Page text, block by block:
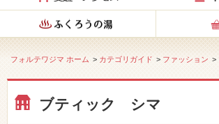
フォルテワジマ ホーム > カテゴリガイド > ファッション >
ブティック シマ